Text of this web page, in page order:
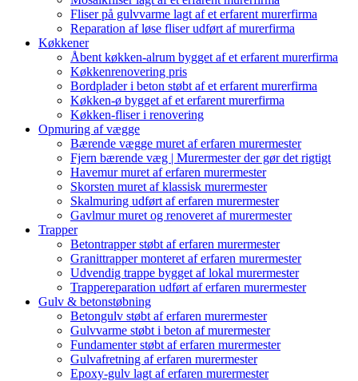
Fliser på gulvvarme lagt af et erfarent murerfirma
Reparation af løse fliser udført af murerfirma
Køkkener
Åbent køkken-alrum bygget af et erfarent murerfirma
Køkkenrenovering pris
Bordplader i beton støbt af et erfarent murerfirma
Køkken-ø bygget af et erfarent murerfirma
Køkken-fliser i renovering
Opmuring af vægge
Bærende vægge muret af erfaren murermester
Fjern bærende væg | Murermester der gør det rigtigt
Havemur muret af erfaren murermester
Skorsten muret af klassisk murermester
Skalmuring udført af erfaren murermester
Gavlmur muret og renoveret af murermester
Trapper
Betontrapper støbt af erfaren murermester
Granittrapper monteret af erfaren murermester
Udvendig trappe bygget af lokal murermester
Trappereparation udført af erfaren murermester
Gulv & betonstøbning
Betongulv støbt af erfaren murermester
Gulvvarme støbt i beton af murermester
Fundamenter støbt af erfaren murermester
Gulvafretning af erfaren murermester
Epoxy-gulv lagt af erfaren murermester